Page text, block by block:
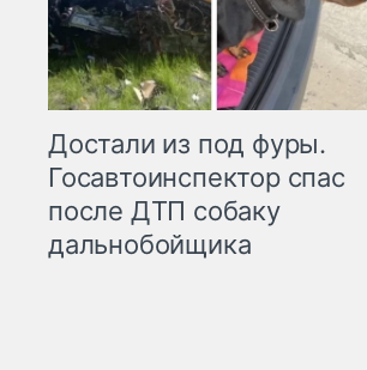
Достали из под фуры.
Госавтоинспектор спас
после ДТП собаку
дальнобойщика